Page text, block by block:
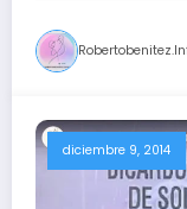
diciembre 9, 2014